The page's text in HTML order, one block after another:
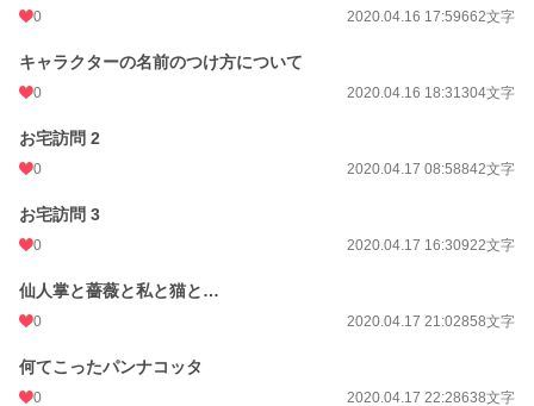
0 2020.04.16 17:59662文字
キャラクターの名前のつけ方について
0 2020.04.16 18:31304文字
お宅訪問 2
0 2020.04.17 08:58842文字
お宅訪問 3
0 2020.04.17 16:30922文字
仙人掌と薔薇と私と猫と…
0 2020.04.17 21:02858文字
何てこったパンナコッタ
0 2020.04.17 22:28638文字